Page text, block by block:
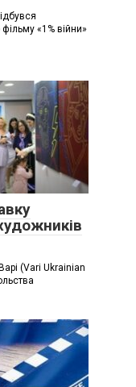
«1% війни»
(Vari Ukrainian